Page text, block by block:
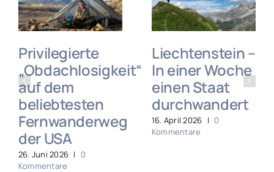
Privilegierte
„Obdachlosigkeit“
auf dem
beliebtesten
Fernwanderweg
der USA
26. Juni 2026 | 0
Kommentare
Liechtenstein –
In einer Woche
einen Staat
durchwandert
16. April 2026 | 0
Kommentare